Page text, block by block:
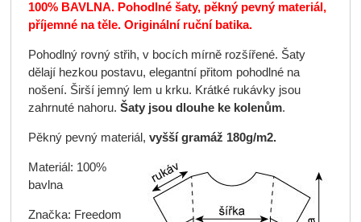
100% BAVLNA. Pohodlné šaty, pěkný pevný materiál,
příjemné na těle. Originální ruční batika.
Pohodlný rovný střih, v bocích mírně rozšířené. Šaty
dělají hezkou postavu, elegantní přitom pohodlné na
nošení. Širší jemný lem u krku. Krátké rukávky jsou
zahrnuté nahoru. Šaty jsou dlouhe ke kolenům.
Pěkný pevný materiál, vyšší gramáž 180g/m2.
Materiál: 100%
bavlna
Značka: Freedom